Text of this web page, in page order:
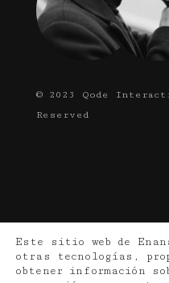
© 2023 Qode
Reserved
Este sitio web de
otras tecnologías,
obtener información